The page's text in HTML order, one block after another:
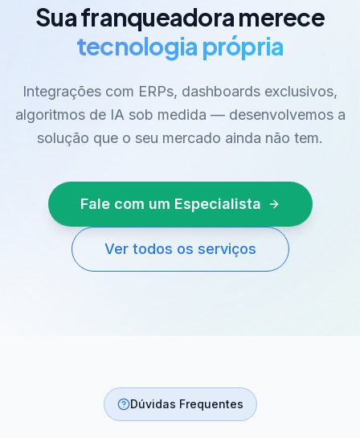
Sua franqueadora merece
tecnologia própria
Integrações com ERPs, dashboards exclusivos,
algoritmos de IA sob medida — desenvolvemos a
solução que o seu mercado ainda não tem.
Fale com um Especialista
Ver todos os serviços
Dúvidas Frequentes